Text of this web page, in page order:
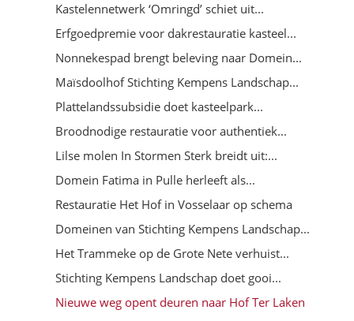
Kastelennetwerk ‘Omringd’ schiet uit...
Erfgoedpremie voor dakrestauratie kasteel...
Nonnekespad brengt beleving naar Domein...
Maïsdoolhof Stichting Kempens Landschap...
Plattelandssubsidie doet kasteelpark...
Broodnodige restauratie voor authentiek...
Lilse molen In Stormen Sterk breidt uit:...
Domein Fatima in Pulle herleeft als...
Restauratie Het Hof in Vosselaar op schema
Domeinen van Stichting Kempens Landschap...
Het Trammeke op de Grote Nete verhuist...
Stichting Kempens Landschap doet gooi...
Nieuwe weg opent deuren naar Hof Ter Laken